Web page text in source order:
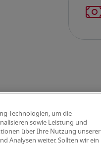
Technologien, um die
sowie Leistung und
über Ihre Nutzung unserer
Analysen weiter. Sollten wir ein